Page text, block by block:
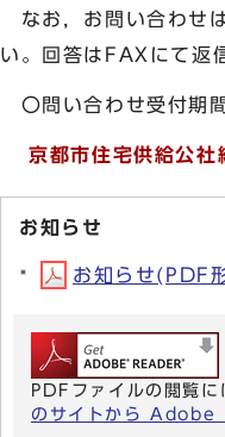
なお，お問い合わせ
い。回答はFAXにて返
〇問い合わせ受付期
京都市住宅供給公
お知らせ
お知らせ(PDF
PDFファイルの閲覧
のサイトから Adobe